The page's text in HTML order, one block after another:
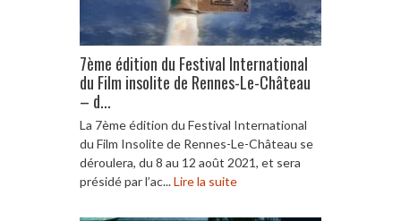
7ème édition du Festival International
du Film insolite de Rennes-Le-Château
– d...
La 7ème édition du Festival International
du Film Insolite de Rennes-Le-Château se
déroulera, du 8 au 12 août 2021, et sera
présidé par l’ac...Lire la suite